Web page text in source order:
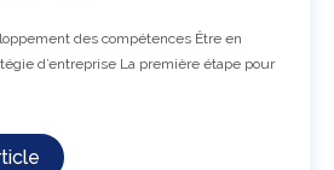
des compétences Être en
d’entreprise La première étape pour